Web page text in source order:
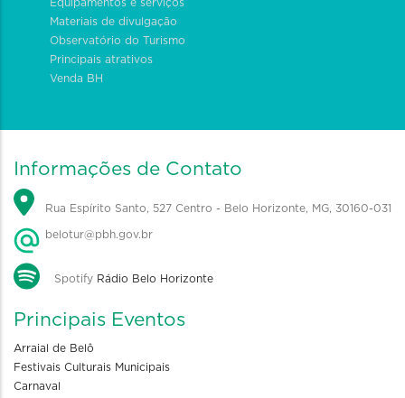
Equipamentos e serviços
Materiais de divulgação
Observatório do Turismo
Principais atrativos
Venda BH
Informações de Contato
Rua Espírito Santo, 527 Centro - Belo Horizonte, MG, 30160-031
belotur@pbh.gov.br
Spotify Rádio Belo Horizonte
Principais Eventos
Arraial de Belô
Festivais Culturais Municipais
Carnaval